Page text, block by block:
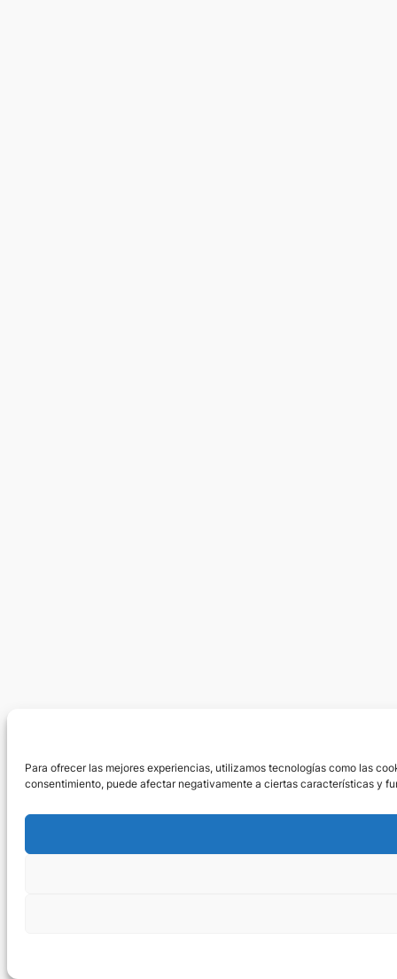
Para ofrecer las mejores experiencias, utilizamos tecnologías como las
consentimiento, puede afectar negativamente a ciertas características y